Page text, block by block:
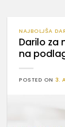
NAJBOLJŠA
Darilo za
na
POSTED ON 3.